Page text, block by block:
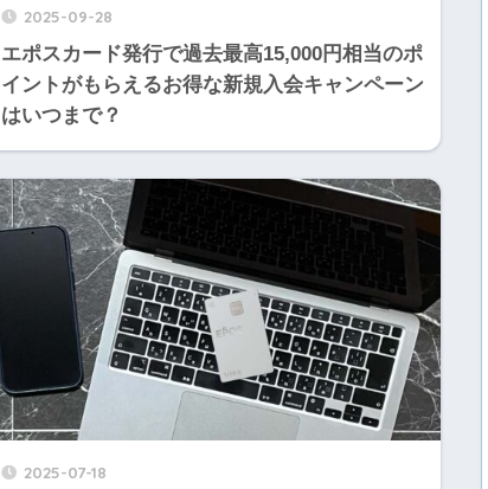
2025-09-28
エポスカード発行で過去最高15,000円相当のポ
イントがもらえるお得な新規入会キャンペーン
はいつまで？
2025-07-18